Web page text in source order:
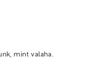
mint valaha.